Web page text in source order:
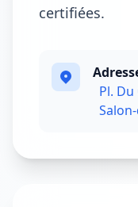
certifiées.
Pl.